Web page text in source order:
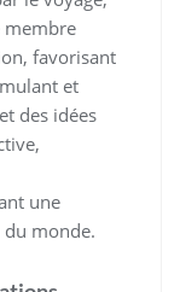
membre
favorisant
et
des idées
une
du monde.